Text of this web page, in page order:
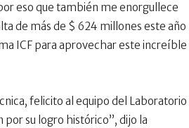
eso que también me enorgullece
de más de $ 624 millones este año
ICF para aprovechar este increíble
felicito al equipo del Laboratorio
por su logro histórico”, dijo la